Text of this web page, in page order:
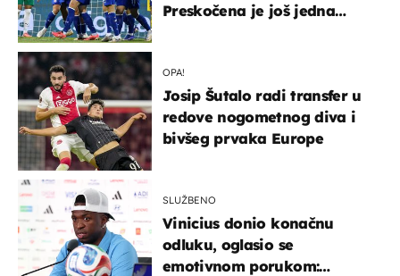
Preskočena je još jedna
OPA!
Josip Šutalo radi transfer u
redove nogometnog diva i
bivšeg prvaka Europe
SLUŽBENO
Vinicius donio konačnu
odluku, oglasio se
emotivnom porukom: